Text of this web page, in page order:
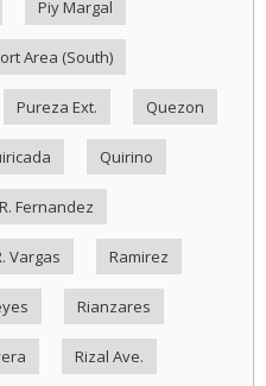
Piy Margal
Area (South)
Pureza Ext. Quezon
Quirino
R. Fernandez
Vargas Ramirez
Rianzares
Rizal Ave.